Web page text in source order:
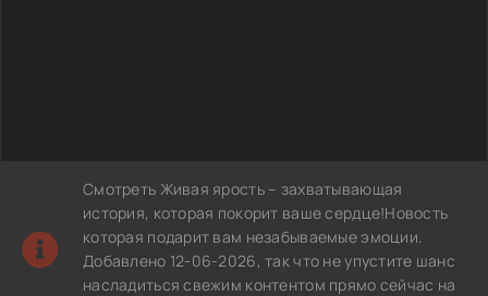
Смотреть Живая ярость – захватывающая
история, которая покорит ваше сердце!Новость
которая подарит вам незабываемые эмоции.
Добавлено 12-06-2026, так что не упустите шанс
насладиться свежим контентом прямо сейчас на